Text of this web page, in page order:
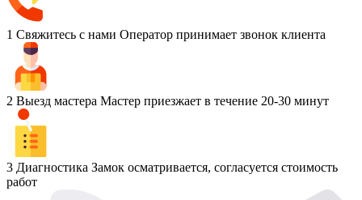
1 Свяжитесь с нами Оператор принимает звонок клиента
2 Выезд мастера Мастер приезжает в течение 20-30 минут
3 Диагностика Замок осматривается, согласуется стоимость
работ